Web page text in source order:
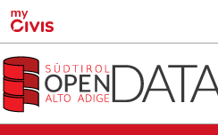
Skip to main content